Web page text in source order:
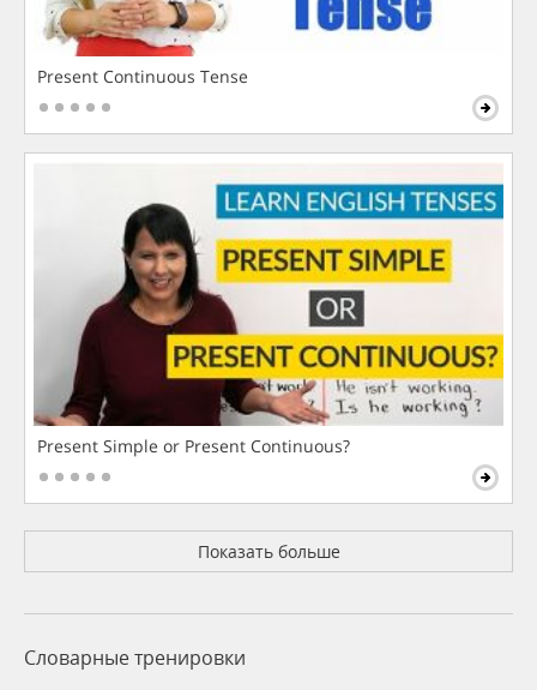
Present Continuous Tense
Present Simple or Present Continuous?
Показать больше
Словарные тренировки